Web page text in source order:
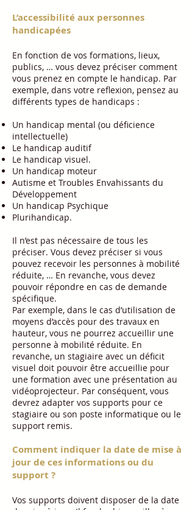
L’accessibilité aux personnes
handicapées
En fonction de vos formations, lieux,
publics, … vous devez préciser comment
vous prenez en compte le handicap. Par
exemple, dans votre reflexion, pensez au
différents types de handicaps :
Un handicap mental (ou déficience
intellectuelle)
Le handicap auditif
Le handicap visuel.
Un handicap moteur
Autisme et Troubles Envahissants du
Développement
Un handicap Psychique
Plurihandicap.
Il n’est pas nécessaire de tous les
préciser. Vous devez préciser si vous
pouvez recevoir les personnes à mobilité
réduite, … En revanche, vous devez
pouvoir répondre en cas de demande
spécifique.
Par exemple, dans le cas d’utilisation de
moyens d’accès pour des travaux en
hauteur, vous ne pourrez accueillir une
personne à mobilité réduite. En
revanche, un stagiaire avec un déficit
visuel doit pouvoir être accueillie pour
une formation avec une présentation au
vidéoprojecteur. Par conséquent, vous
devrez adapter vos supports pour ce
stagiaire ou son poste informatique ou le
support remis.
Comment indiquer la date de mise à
jour de ces informations ou du
support ?
Vos supports doivent disposer de la date